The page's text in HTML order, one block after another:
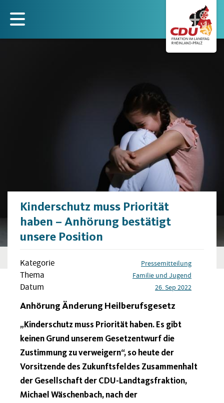
zum
Inhalt
Kinderschutz muss Priorität
haben – Anhörung bestätigt
unsere Position
Kategorie Pressemitteilung
Thema Familie und Jugend
Datum 26. Sep 2022
Anhörung Änderung Heilberufsgesetz
„Kinderschutz muss Priorität haben. Es gibt
keinen Grund unserem Gesetzentwurf die
Zustimmung zu verweigern“, so heute der
Vorsitzende des Zukunftsfeldes Zusammenhalt
der Gesellschaft der CDU-Landtagsfraktion,
Michael Wäschenbach, nach der